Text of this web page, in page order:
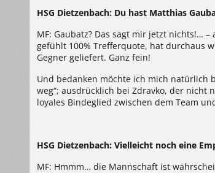
HSG Dietzenbach: Du hast Matthias
MF: Gaubatz? Das sagt mir jetzt nichts!…
gefühlt 100% Trefferquote, hat durchaus
Gegner geliefert. Ganz fein!
Und bedanken möchte ich mich natürlich
weg“; ausdrücklich bei Zdravko, der
loyales Bindeglied zwischen dem Team
HSG Dietzenbach: Vielleicht noch eine
MF: Hmmm… die Mannschaft ist